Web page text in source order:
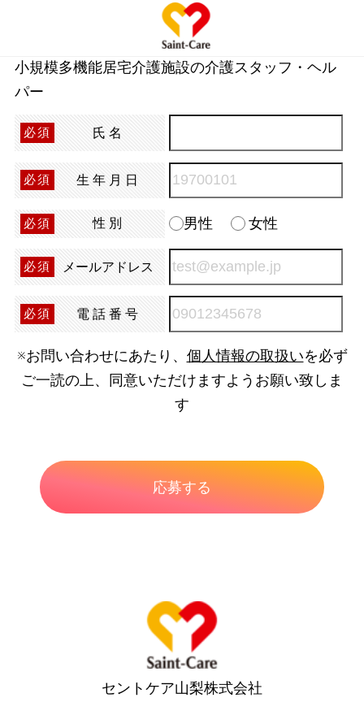
小規模多機能居宅介護施設の介護スタッフ・ヘル
パー
必須 氏名
必須 生年月日
必須 性別 男性 女性
必須 メールアドレス
必須 電話番号
※お問い合わせにあたり、 個人情報の取扱いを必ず
ご一読の上、同意いただけますようお願い致しま
す
セントケア山梨株式会社